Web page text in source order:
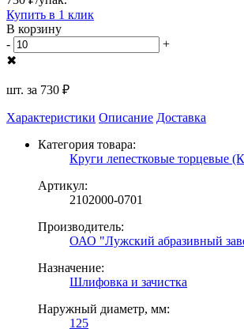
Купить в 1 клик
В корзину
-
+
✖
шт. за 730 ₽
Характеристики Описание Доставка
Категория товара:
Круги лепестковые торцевые
Артикул:
2102000-0701
Производитель:
ОАО "Лужский абразивный
Назначение:
Шлифовка и зачистка
Наружный диаметр, мм:
125